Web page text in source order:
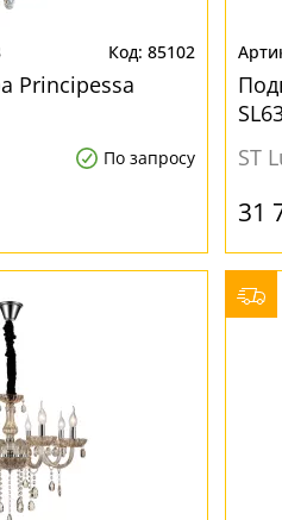
85102
Principessa
По запросу
ST
31